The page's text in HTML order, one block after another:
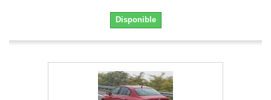
Disponible